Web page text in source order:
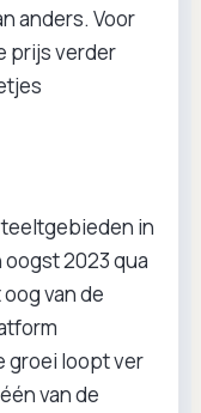
anders. Voor
prijs verder
teeltgebieden in
2023 qua
van de
groei loopt ver
van de